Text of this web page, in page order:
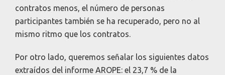
contratos menos, el número de personas
participantes también se ha recuperado, pero no al
mismo ritmo que los contratos.
Por otro lado, queremos señalar los siguientes datos
extraídos del informe AROPE: el 23,7 % de la